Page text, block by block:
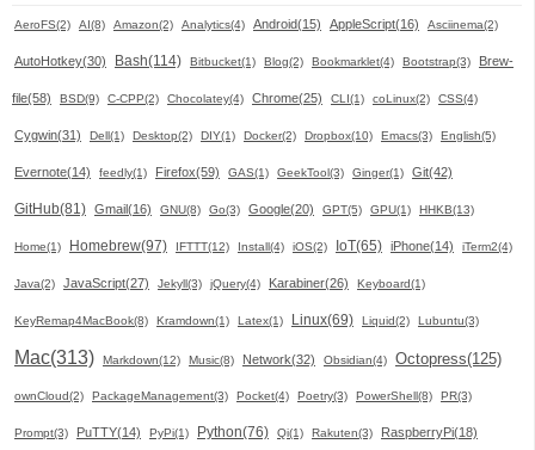
AeroFS(2) AI(8) Amazon(2) Analytics(4) Android(15) AppleScript(16) Asciinema(2)
AutoHotkey(30) Bash(114) Bitbucket(1) Blog(2) Bookmarklet(4) Bootstrap(3) Brew-
file(58) BSD(9) C-CPP(2) Chocolatey(4) Chrome(25) CLI(1) coLinux(2) CSS(4)
Cygwin(31) Dell(1) Desktop(2) DIY(1) Docker(2) Dropbox(10) Emacs(3) English(5)
Evernote(14) feedly(1) Firefox(59) GAS(1) GeekTool(3) Ginger(1) Git(42)
GitHub(81) Gmail(16) GNU(8) Go(3) Google(20) GPT(5) GPU(1) HHKB(13)
Home(1) Homebrew(97) IFTTT(12) Install(4) iOS(2) IoT(65) iPhone(14) iTerm2(4)
Java(2) JavaScript(27) Jekyll(3) jQuery(4) Karabiner(26) Keyboard(1)
KeyRemap4MacBook(8) Kramdown(1) Latex(1) Linux(69) Liquid(2) Lubuntu(3)
Mac(313) Markdown(12) Music(8) Network(32) Obsidian(4) Octopress(125)
ownCloud(2) PackageManagement(3) Pocket(4) Poetry(3) PowerShell(8) PR(3)
Prompt(3) PuTTY(14) PyPi(1) Python(76) Qi(1) Rakuten(3) RaspberryPi(18)